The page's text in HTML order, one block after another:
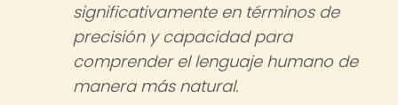
significativamente en términos de
precisión y capacidad para
comprender el lenguaje humano de
manera más natural.